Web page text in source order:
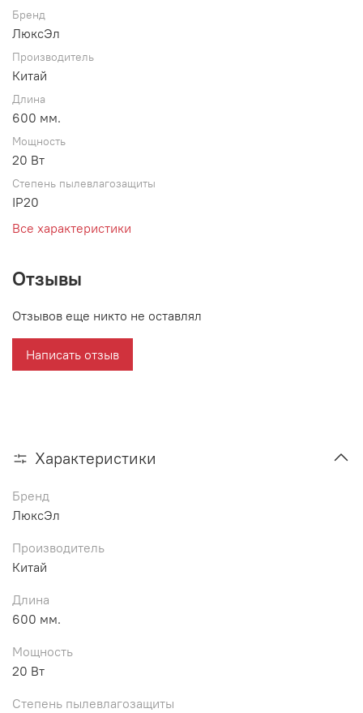
Бренд
ЛюксЭл
Производитель
Китай
Длина
600 мм.
Мощность
20 Вт
Степень пылевлагозащиты
IP20
Все характеристики
Отзывы
Отзывов еще никто не оставлял
Написать отзыв
Характеристики
Бренд
ЛюксЭл
Производитель
Китай
Длина
600 мм.
Мощность
20 Вт
Степень пылевлагозащиты